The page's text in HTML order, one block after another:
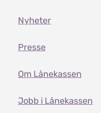
Nyheter
Presse
Om Lånekassen
Jobb i Lånekassen